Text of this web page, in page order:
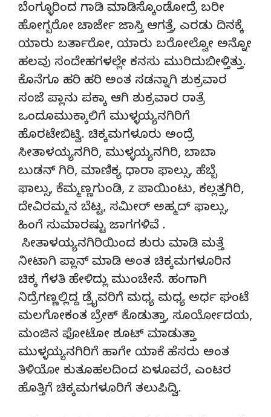
ಬೆಂಗ್ಳೂರಿಂದ ಗಾಡಿ ಮಾಡಿಸ್ಕೊಂಡೋದ್ರೆ ಬರೀ
ಹೋಗ್ಬರೋ ಚಾರ್ಜೇ ಜಾಸ್ತಿ ಆಗತ್ತೆ, ಎರಡು ದಿನಕ್ಕೆ
ಯಾರು ಬರ್ತಾರೋ, ಯಾರು ಬರೋಲ್ವೋ ಅನ್ನೋ
ಹಲವು ಸಂದೇಹಗಳಲ್ಲೇ ಕನಸು ಮುರಿದುಬೀಳ್ತಿತ್ತು.
ಕೊನೆಗೂ ಹರಿ ಹರಿ ಅಂತ ಸಡನ್ನಾಗಿ ಶುಕ್ರವಾರ
ಸಂಜೆ ಪ್ಲಾನು ಪಕ್ಕಾ ಆಗಿ ಶುಕ್ರವಾರ ರಾತ್ರೆ
ಒಂದೂಮುಕ್ಕಾಲಿಗೆ ಮುಳ್ಳಯ್ಯನಗಿರಿಗೆ
ಹೊರಟೇಬಿಟ್ವಿ. ಚಿಕ್ಕಮಗಳೂರು ಅಂದ್ರೆ
ಸೀತಾಳಯ್ಯನಗಿರಿ, ಮುಳ್ಳಯ್ಯನಗಿರಿ, ಬಾಬಾ
ಬುಡನ್ ಗಿರಿ, ಮಾಣಿಕ್ಯ ಧಾರಾ ಫಾಲ್ಸು, ಹೆಬ್ಬೆ
ಫಾಲ್ಸು, ಕೆಮ್ಮಣ್ಣಗುಂಡಿ, z ಪಾಯಿಂಟು, ಕಲ್ಲತ್ತಗಿರಿ,
ದೇವಿರಮ್ಮನ ಬೆಟ್ಟ, ಸಮೀರ್ ಅಹ್ಮದ್ ಫಾಲ್ಸು,
ಹಿಂಗೆ ಸುಮಾರಷ್ಟು ಜಾಗಗಳಿವೆ .
ಸೀತಾಳಯ್ಯನಗಿರಿಯಿಂದ ಶುರು ಮಾಡಿ ಮತ್ತೆ
ನೀಟಾಗಿ ಪ್ಲಾನ್ ಮಾಡಿ ಅಂತ ಚಿಕ್ಕಮಗಳೂರಿನ
ಚಿಕ್ಕ ಗೆಳತಿ ಹೇಳಿದ್ಲು ಮುಂಚೇನೆ. ಹಂಗಾಗಿ
ನಿದ್ರೆಗಣ್ಣಲ್ಲಿದ್ದ ಡ್ರೈವರಿಗೆ ಮಧ್ಯ ಮಧ್ಯ ಅರ್ಧ ಘಂಟೆ
ಮಲಗೋಕಂತ ಬ್ರೇಕ್ ಕೊಡುತ್ತಾ, ಸೂರ್ಯೋದಯ,
ಮಂಜಿನ ಫೋಟೋ ಶೂಟ್ ಮಾಡುತ್ತಾ
ಮುಳ್ಳಯ್ಯನಗಿರಿಗೆ ಹಾಗೇ ಯಾಕೆ ಹೆಸರು ಅಂತ
ತಿಳಿಯೋ ಕುತೂಹಲದಿಂದ ಏಳೂವರೆ, ಎಂಟರ
ಹೊತ್ತಿಗೆ ಚಿಕ್ಕಮಗಳೂರಿಗೆ ತಲುಪಿದ್ವಿ.